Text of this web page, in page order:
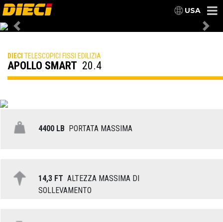
USA
Previous
DIECI TELESCOPICI FISSI EDILIZIA
APOLLO SMART 20.4
4400 LB PORTATA MASSIMA
14,3 FT ALTEZZA MASSIMA DI
SOLLEVAMENTO